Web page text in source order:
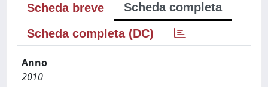
Scheda breve
Scheda completa
Scheda completa (DC)
Anno
2010